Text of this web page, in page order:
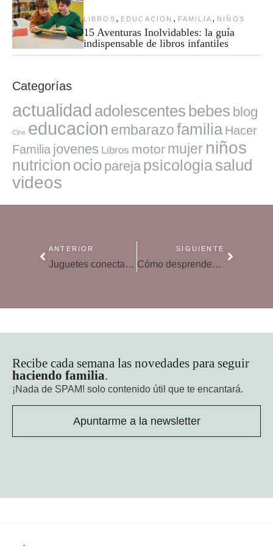
LIBROS , EDUCACION , FAMILIA , NIÑOS
15 Aventuras Inolvidables: la guía
indispensable de libros infantiles
Categorías
actualidad adolescentes bebes blog
Cine educacion embarazofamilia Hacer
Familia jovenes Libros motor mujer niños
nutricion ocio pareja psicologiasalud
videos
ANTERIOR
Juguetes conectados, la guía que debes tener en cuenta
SIGUIENTE
Cómo desprenderse de los juguetes que sobran
Recibe cada semana las novedades para seguir
haciendo familia.
¡Nada de SPAM! solo contenido útil que te encantará.
Apuntarme a la newsletter